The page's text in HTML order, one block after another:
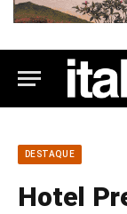
DESTAQUE
Hotel